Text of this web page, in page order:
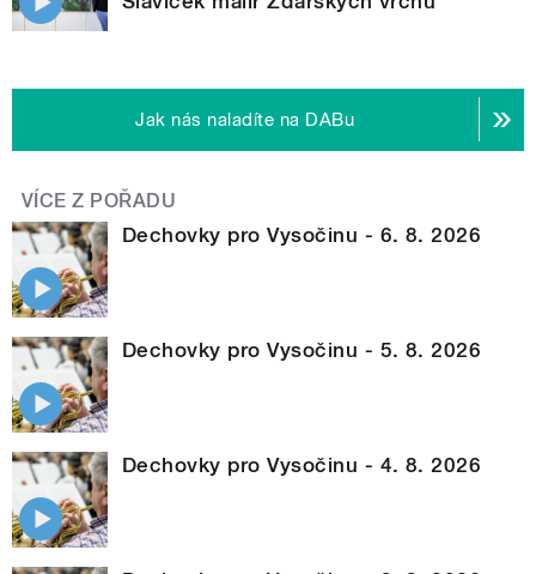
Jak nás naladíte na DABu
VÍCE Z POŘADU
Dechovky pro Vysočinu - 6. 8. 2026
Dechovky pro Vysočinu - 5. 8. 2026
Dechovky pro Vysočinu - 4. 8. 2026